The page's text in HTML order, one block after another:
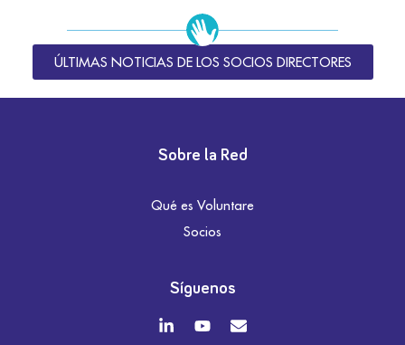
ÚLTIMAS NOTICIAS DE LOS SOCIOS DIRECTORES
Sobre la Red
Qué es Voluntare
Socios
Síguenos